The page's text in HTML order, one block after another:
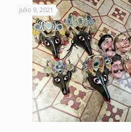
julio 9, 2021